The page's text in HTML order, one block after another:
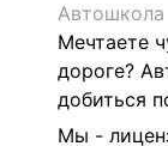
Автошкола
Мечтаете
дороге?
добиться
Мы -